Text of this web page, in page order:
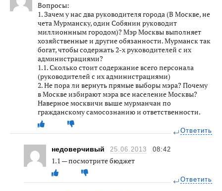
Вопросы:
1. Зачем у нас два руководителя города (В Москве, не
чета Мурманску, один Собянин руководит
миллионнным городом)? Мэр Москвы выполняет
хозяйственные и другие обязанности. Мурманск так
богат, чтобы содержать 2-х руководителей с их
администрациями?
1.1. Сколько стоит содержание всего персонала
(руководителей с их администрациями)
2. Не пора ли вернуть прямые выборы мэра? Почему
в Москве избирают мэра все население Москвы?
Наверное москвичи выше мурманчан по
гражданскому самосознанию и ответственности.
Ответить
недоверчивый 25.06.2013 08:42
1.1 — посмотрите бюджет
Ответить